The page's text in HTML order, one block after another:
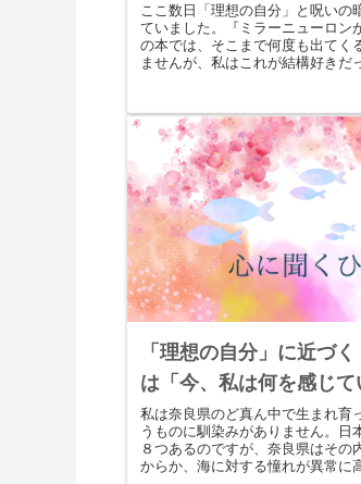
ここ数日「理想の自分」と呪いの
ていました。『ミラーニューロン
の本では、そこまで何度も出てく
ませんが、私はこれが結構好きだ
「理想の自分」に近づ
は「今、私は何を感じて
私は奈良県のど真ん中で生まれ育
うものに馴染みがありません。日
８つあるのですが、奈良県はその
からか、海に対する憧れが異常に